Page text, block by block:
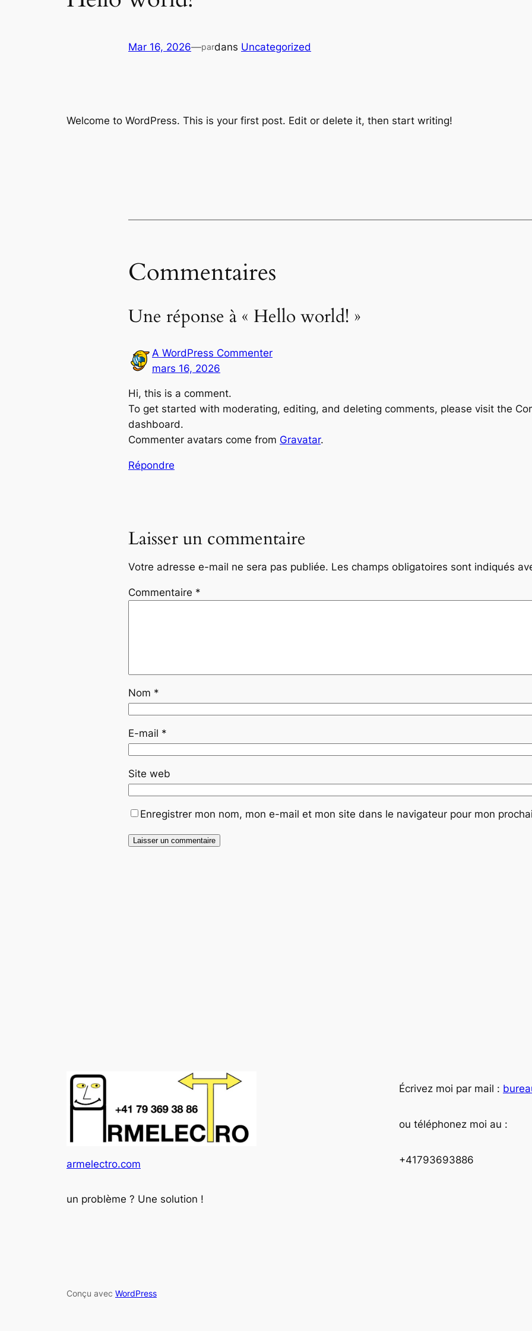
Mar 16, 2026—pardans Uncategorized
Welcome to WordPress. This is your first post. Edit or delete it, then start writing!
Commentaires
Une réponse à « Hello world! »
A WordPress Commenter
mars 16, 2026
Hi, this is a comment.
To get started with moderating, editing, and deleting comments, please visit the
dashboard.
Commenter avatars come from Gravatar.
Répondre
Laisser un commentaire
Votre adresse e-mail ne sera pas publiée. Les champs obligatoires sont indiqués
Commentaire *
Nom *
E-mail *
Site web
Enregistrer mon nom, mon e-mail et mon site dans le navigateur pour mon
armelectro.com
un problème ? Une solution !
Écrivez moi par mail :
ou téléphonez moi au :
+41793693886
Conçu avec WordPress